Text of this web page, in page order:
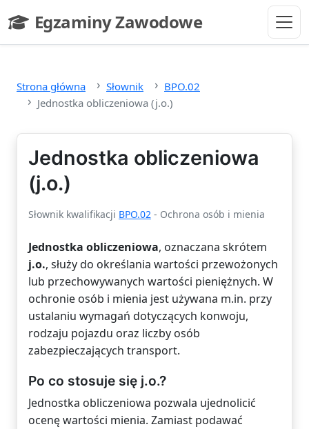
Egzaminy Zawodowe
- strona główna
Strona główna Słownik
BPO.02
Jednostka obliczeniowa (j.o.)
Jednostka obliczeniowa
(j.o.)
Słownik kwalifikacji BPO.02 - Ochrona osób i mienia
Jednostka obliczeniowa, oznaczana skrótem
j.o., służy do określania wartości przewożonych
lub przechowywanych wartości pieniężnych. W
ochronie osób i mienia jest używana m.in. przy
ustalaniu wymagań dotyczących konwoju,
rodzaju pojazdu oraz liczby osób
zabezpieczających transport.
Po co stosuje się j.o.?
Jednostka obliczeniowa pozwala ujednolicić
ocenę wartości mienia. Zamiast podawać